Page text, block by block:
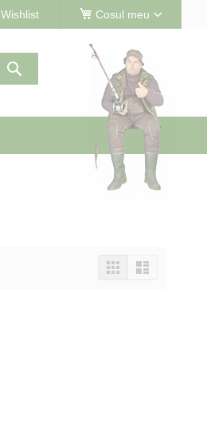
Cosul meu
Wishlist
Vizualizeaza
ca
TabelLista